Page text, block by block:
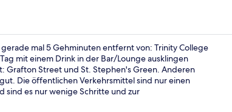
Außenbereich
mal 5 Gehminuten entfernt von: Trinity College
mit einem Drink in der Bar/Lounge ausklingen
Grafton Street und St. Stephen's Green. Anderen
Die öffentlichen Verkehrsmittel sind nur einen
sind es nur wenige Schritte und zur